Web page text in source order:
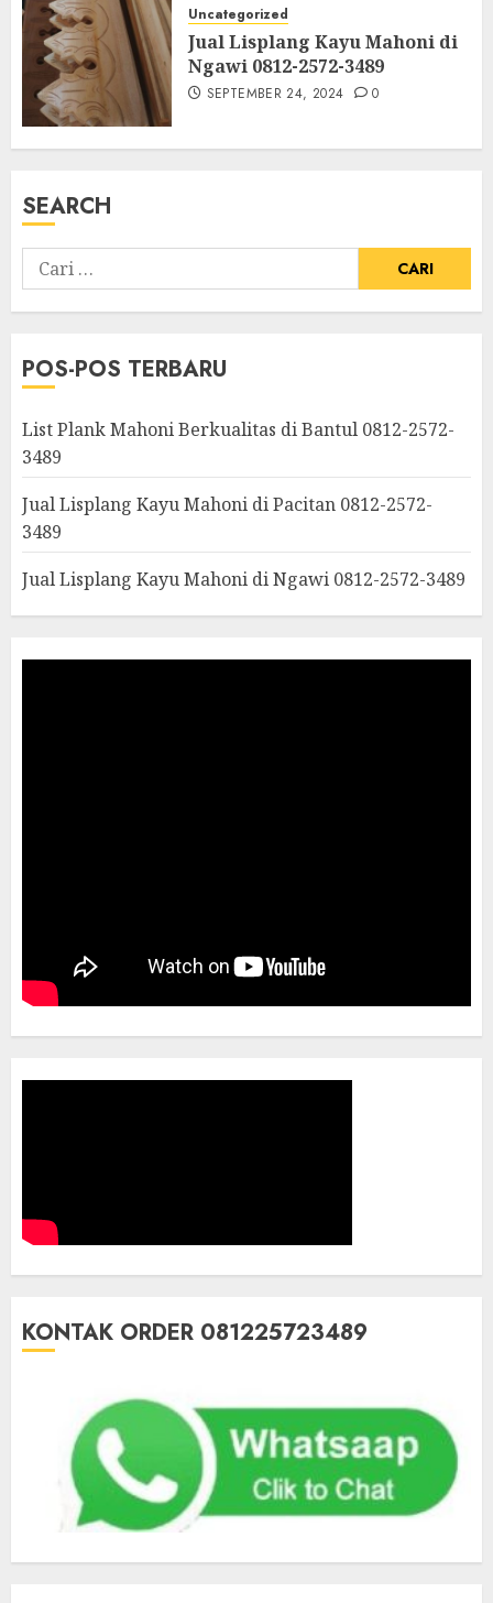
Uncategorized
Jual Lisplang Kayu Mahoni di
Ngawi 0812-2572-3489
SEPTEMBER 24, 2024 0
SEARCH
POS-POS TERBARU
List Plank Mahoni Berkualitas di Bantul 0812-2572-
3489
Jual Lisplang Kayu Mahoni di Pacitan 0812-2572-
3489
Jual Lisplang Kayu Mahoni di Ngawi 0812-2572-3489
KONTAK ORDER 081225723489